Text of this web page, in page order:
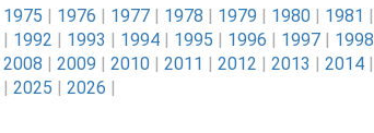
1975 | 1976 | 1977 | 1978 | 1979 | 1980 | 1981 |
| 1992 | 1993 | 1994 | 1995 | 1996 | 1997 | 1998
2008 | 2009 | 2010 | 2011 | 2012 | 2013 | 2014 |
| 2025 | 2026 |